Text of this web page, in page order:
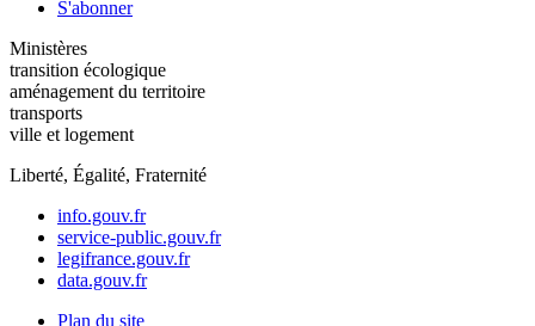
S'abonner
Ministères
transition écologique
aménagement du territoire
transports
ville et logement
Liberté, Égalité, Fraternité
info.gouv.fr
service-public.gouv.fr
legifrance.gouv.fr
data.gouv.fr
Plan du site